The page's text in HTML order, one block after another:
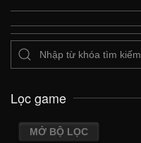
Lọc game
MỞ BỘ LỌC